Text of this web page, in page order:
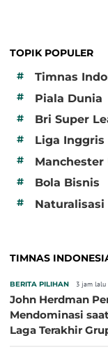
TOPIK POPULER
#
Timnas
# Piala Dunia
# Bri Super
# Liga Inggris
# Manchester
# Bola Bisnis
# Naturalisasi
TIMNAS
BERITA PILIHAN 3 jam lalu
John Herdman
Mendominasi
Laga Terakhir